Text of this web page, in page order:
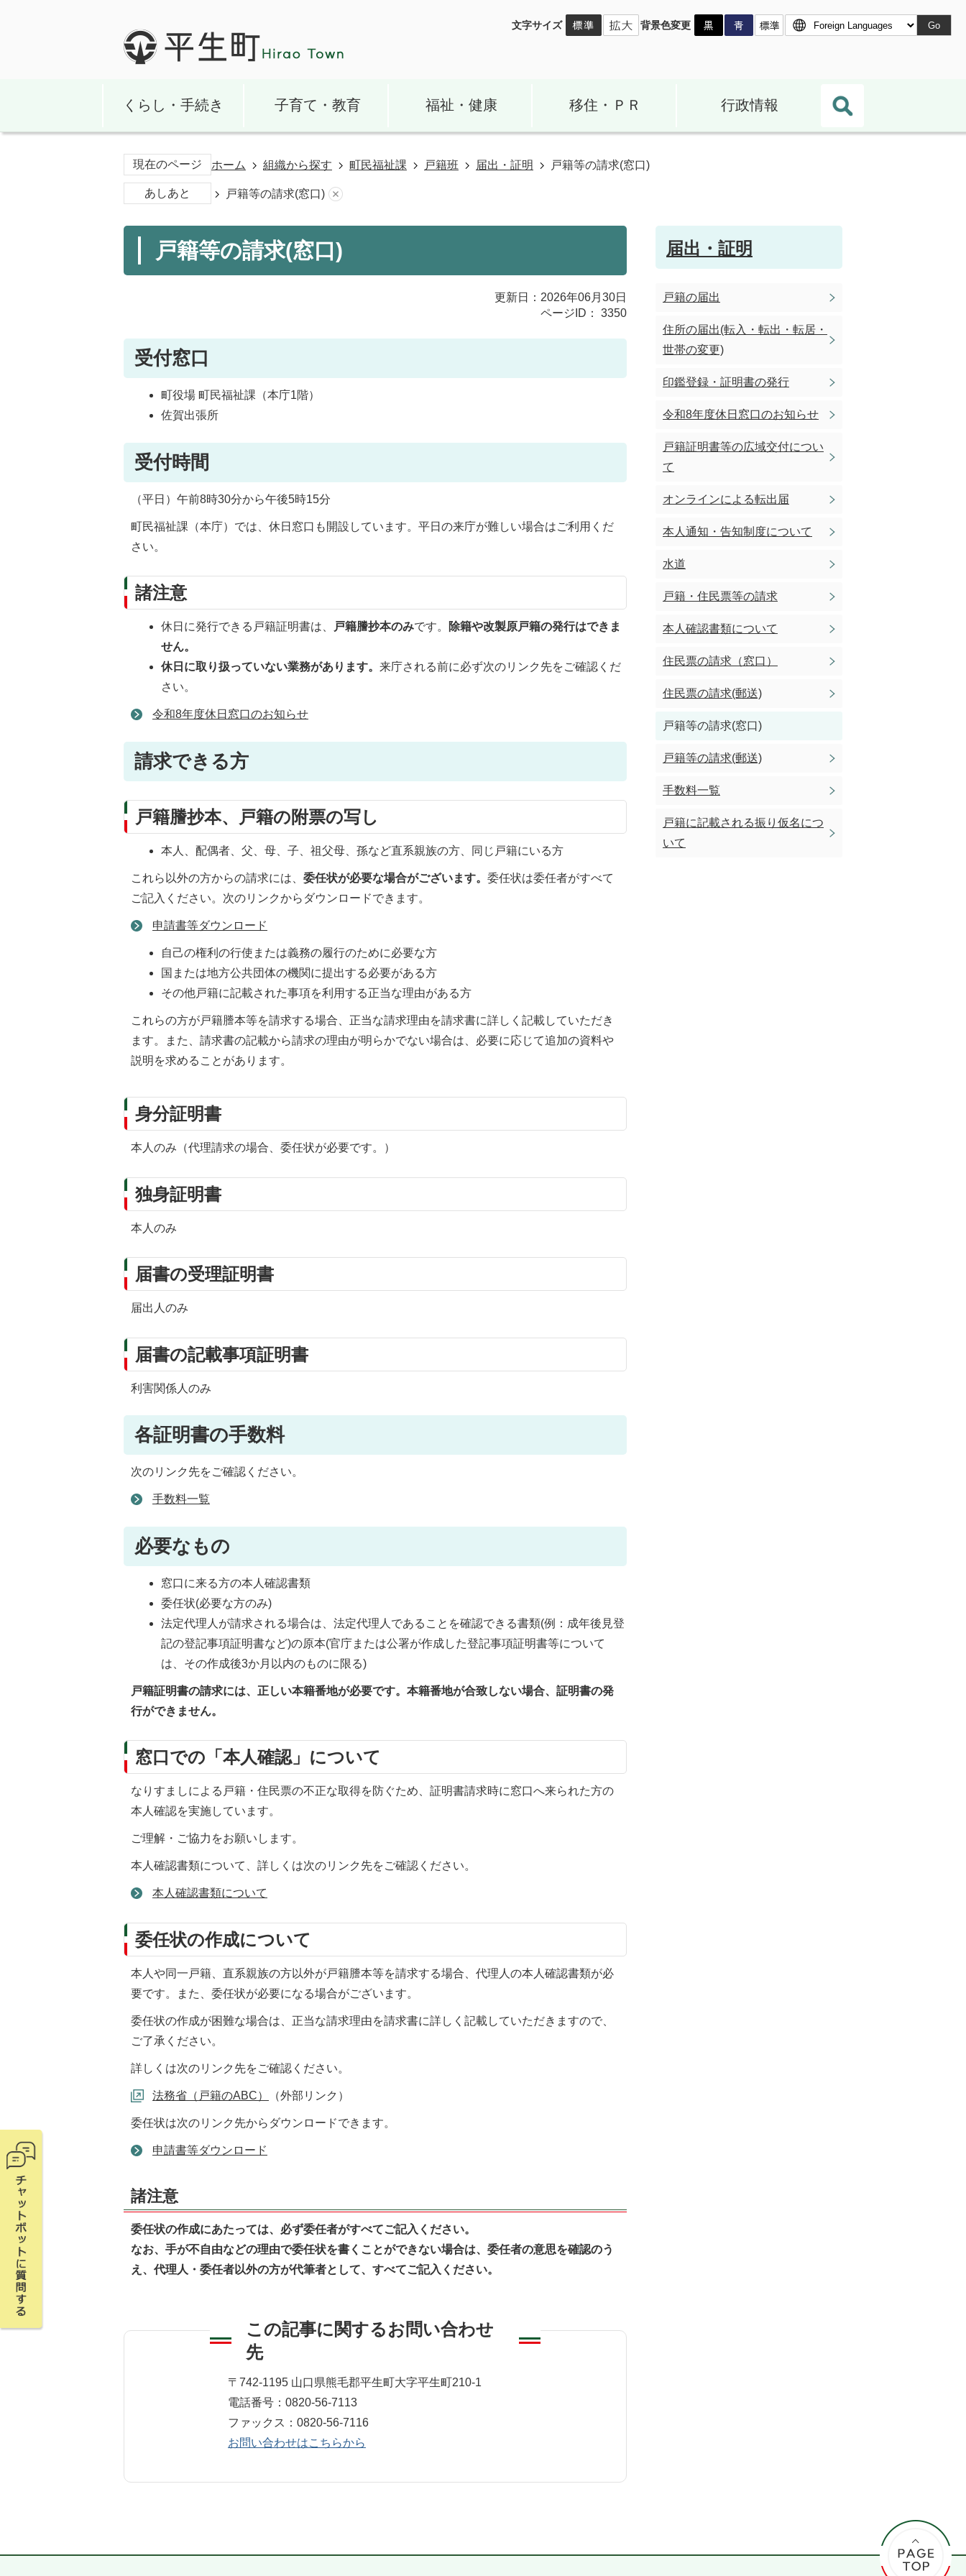
文字サイズ 背景色変更 Go
くらし・手続き 子育て・教育 福祉・健康 移住・ＰＲ 行政情報
現在のページ ホーム 組織から探す 町民福祉課 戸籍班 届出・証明 戸籍等の請求(窓口)
あしあと 戸籍等の請求(窓口)
戸籍等の請求(窓口)
更新日：2026年06月30日
ページID：
3350
受付窓口
町役場 町民福祉課（本庁1階）
佐賀出張所
受付時間
（平日）午前8時30分から午後5時15分
町民福祉課（本庁）では、休日窓口も開設しています。平日の来庁が難しい場合はご利用くだ
さい。
諸注意
休日に発行できる戸籍証明書は、 戸籍謄抄本のみです。 除籍や改製原戸籍の発行はできま
せん。
休日に取り扱っていない業務があります。来庁される前に必ず次のリンク先をご確認くだ
さい。
令和8年度休日窓口のお知らせ
請求できる方
戸籍謄抄本、戸籍の附票の写し
本人、配偶者、父、母、子、祖父母、孫など直系親族の方、同じ戸籍にいる方
これら以外の方からの請求には、 委任状が必要な場合がございます。 委任状は委任者がすべて
ご記入ください。次のリンクからダウンロードできます。
申請書等ダウンロード
自己の権利の行使または義務の履行のために必要な方
国または地方公共団体の機関に提出する必要がある方
その他戸籍に記載された事項を利用する正当な理由がある方
これらの方が戸籍謄本等を請求する場合、正当な請求理由を請求書に詳しく記載していただき
ます。また、請求書の記載から請求の理由が明らかでない場合は、必要に応じて追加の資料や
説明を求めることがあります。
身分証明書
本人のみ（代理請求の場合、委任状が必要です。）
独身証明書
本人のみ
届書の受理証明書
届出人のみ
届書の記載事項証明書
利害関係人のみ
各証明書の手数料
次のリンク先をご確認ください。
手数料一覧
必要なもの
窓口に来る方の本人確認書類
委任状(必要な方のみ)
法定代理人が請求される場合は、法定代理人であることを確認できる書類(例：成年後見登
記の登記事項証明書など)の原本(官庁または公署が作成した登記事項証明書等について
は、その作成後3か月以内のものに限る)
戸籍証明書の請求には、正しい本籍番地が必要です。本籍番地が合致しない場合、証明書の発
行ができません。
窓口での「本人確認」について
なりすましによる戸籍・住民票の不正な取得を防ぐため、証明書請求時に窓口へ来られた方の
本人確認を実施しています。
ご理解・ご協力をお願いします。
本人確認書類について、詳しくは次のリンク先をご確認ください。
本人確認書類について
委任状の作成について
本人や同一戸籍、直系親族の方以外が戸籍謄本等を請求する場合、代理人の本人確認書類が必
要です。また、委任状が必要になる場合がございます。
委任状の作成が困難な場合は、正当な請求理由を請求書に詳しく記載していただきますので、
ご了承ください。
詳しくは次のリンク先をご確認ください。
法務省（戸籍のABC） （外部リンク）
委任状は次のリンク先からダウンロードできます。
申請書等ダウンロード
諸注意
委任状の作成にあたっては、必ず委任者がすべてご記入ください。
なお、手が不自由などの理由で委任状を書くことができない場合は、委任者の意思を確認のう
え、代理人・委任者以外の方が代筆者として、すべてご記入ください。
この記事に関するお問い合わせ
先
町民福祉課 戸籍班
〒742-1195 山口県熊毛郡平生町大字平生町210-1
電話番号：0820-56-7113
ファックス：0820-56-7116​​​​​​​
お問い合わせはこちらから
届出・証明
戸籍の届出
住所の届出(転入・転出・転居・
世帯の変更)
印鑑登録・証明書の発行
令和8年度休日窓口のお知らせ
戸籍証明書等の広域交付につい
て
オンラインによる転出届
本人通知・告知制度について
水道
戸籍・住民票等の請求
本人確認書類について
住民票の請求（窓口）
住民票の請求(郵送)
戸籍等の請求(窓口)
戸籍等の請求(郵送)
手数料一覧
戸籍に記載される振り仮名につ
いて